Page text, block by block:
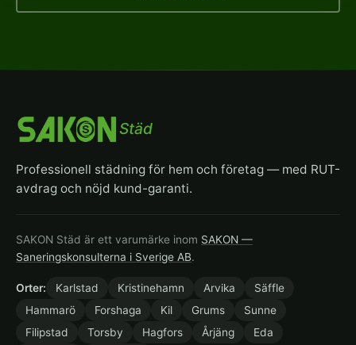
Städ
Professionell städning för hem och företag — med RUT-
avdrag och nöjd kund-garanti.
SAKON Städ är ett varumärke inom SAKON —
Saneringskonsulterna i Sverige AB.
Orter: Karlstad Kristinehamn Arvika
Säffle
Hammarö
Forshaga Kil Grums
Sunne
Filipstad
Torsby Hagfors Årjäng
Eda